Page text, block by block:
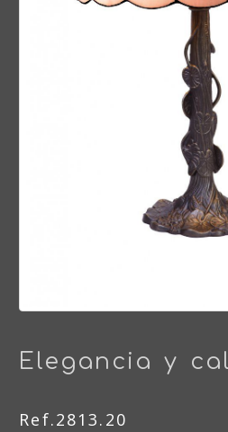
Elegancia y
Ref.2813.20